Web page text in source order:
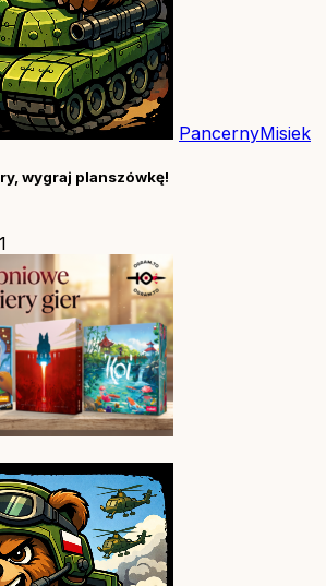
PancernyMisiek
wygraj planszówkę!
1